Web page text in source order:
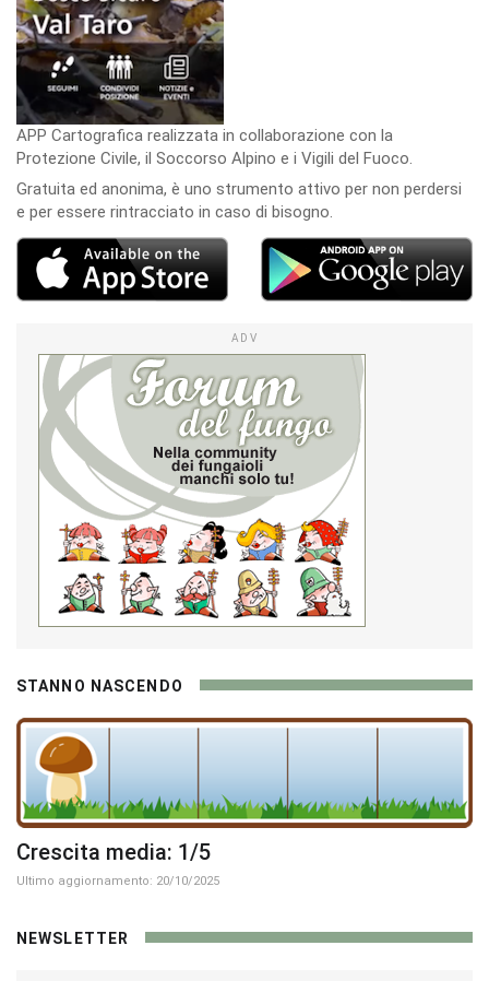
APP Cartografica realizzata in collaborazione con la
Protezione Civile, il Soccorso Alpino e i Vigili del Fuoco.
Gratuita ed anonima, è uno strumento attivo per non perdersi
e per essere rintracciato in caso di bisogno.
ADV
STANNO NASCENDO
Crescita media: 1/5
Ultimo aggiornamento: 20/10/2025
NEWSLETTER